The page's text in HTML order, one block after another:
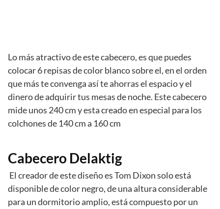
Lo más atractivo de este cabecero, es que puedes
colocar 6 repisas de color blanco sobre el, en el orden
que más te convenga así te ahorras el espacio y el
dinero de adquirir tus mesas de noche. Este cabecero
mide unos 240 cm y esta creado en especial para los
colchones de 140 cm a 160 cm
Cabecero Delaktig
El creador de este diseño es Tom Dixon solo está
disponible de color negro, de una altura considerable
para un dormitorio amplio, está compuesto por un